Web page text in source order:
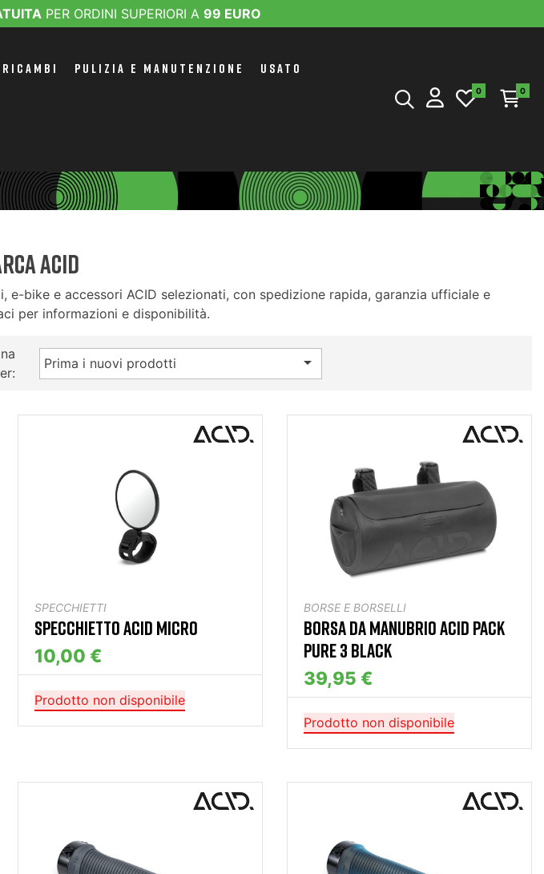
PER ORDINI SUPERIORI A 99 EURO
RICAMBI PULIZIA E MANUTENZIONE USATO
0 0
ACID
e-bike e accessori ACID selezionati, con spedizione rapida, garanzia ufficiale e
per informazioni e disponibilità.
Prima i nuovi prodotti 
SPECCHIETTI
SPECCHIETTO ACID MICRO
10,00 €
Prodotto non disponibile
BORSE E BORSELLI
BORSA DA MANUBRIO ACID PACK
PURE 3 BLACK
39,95 €
Prodotto non disponibile